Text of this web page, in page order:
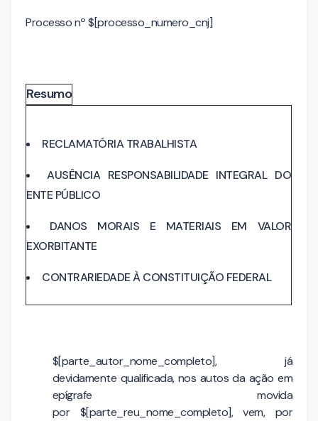
Processo nº $[processo_numero_cnj]
Resumo
RECLAMATÓRIA TRABALHISTA
AUSÊNCIA RESPONSABILIDADE INTEGRAL DO
ENTE PÚBLICO
DANOS MORAIS E MATERIAIS EM VALOR
EXORBITANTE
CONTRARIEDADE À CONSTITUIÇÃO FEDERAL
$[parte_autor_nome_completo], já
devidamente qualificada, nos autos da ação em
epígrafe movida
por $[parte_reu_nome_completo], vem, por